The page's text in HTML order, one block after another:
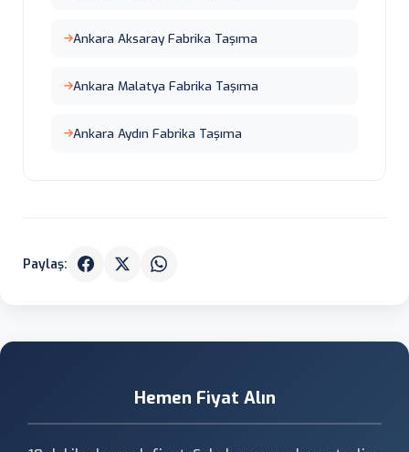
Ankara Aksaray Fabrika Taşıma
Ankara Malatya Fabrika Taşıma
Ankara Aydın Fabrika Taşıma
Paylaş:
Hemen Fiyat Alın